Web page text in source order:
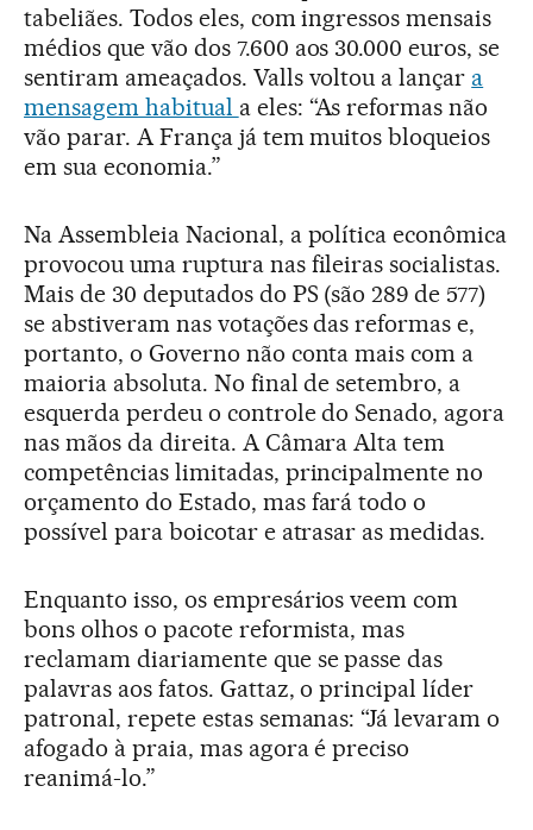
tabeliães. Todos eles, com ingressos mensais
médios que vão dos 7.600 aos 30.000 euros, se
sentiram ameaçados. Valls voltou a lançar a
mensagem habitual a eles: “As reformas não
vão parar. A França já tem muitos bloqueios
em sua economia.”
Na Assembleia Nacional, a política econômica
provocou uma ruptura nas fileiras socialistas.
Mais de 30 deputados do PS (são 289 de 577)
se abstiveram nas votações das reformas e,
portanto, o Governo não conta mais com a
maioria absoluta. No final de setembro, a
esquerda perdeu o controle do Senado, agora
nas mãos da direita. A Câmara Alta tem
competências limitadas, principalmente no
orçamento do Estado, mas fará todo o
possível para boicotar e atrasar as medidas.
Enquanto isso, os empresários veem com
bons olhos o pacote reformista, mas
reclamam diariamente que se passe das
palavras aos fatos. Gattaz, o principal líder
patronal, repete estas semanas: “Já levaram o
afogado à praia, mas agora é preciso
reanimá-lo.”